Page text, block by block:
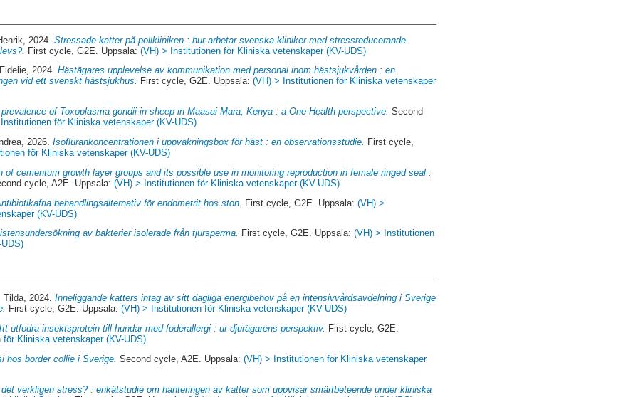
, 2024.Stressade katter på polikliniken : hur arbetar svenska kliniker med stressreducerande
First cycle, G2E. Uppsala:(VH) > Institutionen för Kliniska vetenskaper (KV-UDS)
, 2024.Hästägares upplevelse av kommunikation med personal inom hästsjukvården : en
vid ett svenskt hästsjukhus. First cycle, G2E. Uppsala:(VH) > Institutionen för Kliniska vetenskaper
of Toxoplasma gondii in sheep in Maasai Mara, Kenya : a One Health perspective. Second
för Kliniska vetenskaper (KV-UDS)
, 2026.Isoflurankoncentrationen i uppvakningsbox för häst : en observationsstudie. First cycle,
för Kliniska vetenskaper (KV-UDS)
of cementum growth layer groups and its possible use in monitoring reproduction in female ringed seal :
cycle, A2E. Uppsala:(VH) > Institutionen för Kliniska vetenskaper (KV-UDS)
behandlingsalternativ för endometrit hos ston. First cycle, G2E. Uppsala:(VH) >
(KV-UDS)
av bakterier isolerade från tjursperma. First cycle, G2E. Uppsala:(VH) > Institutionen
Tilda, 2024.Inneliggande katters intag av sitt dagliga energibehov på en intensivvårdsavdelning i Sverige
First cycle, G2E. Uppsala:(VH) > Institutionen för Kliniska vetenskaper (KV-UDS)
utfodra insektsprotein till hundar med foderallergi : ur djurägarens perspektiv. First cycle, G2E.
Kliniska vetenskaper (KV-UDS)
hos border collie i Sverige. Second cycle, A2E. Uppsala:(VH) > Institutionen för Kliniska vetenskaper
verkligen stress? : enkätstudie om hanteringen av katter som uppvisar smärtbeteende under kliniska